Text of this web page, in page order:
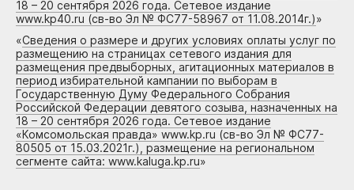
18 – 20 сентября 2026 года. Сетевое издание
www.kp40.ru (св-во Эл № ФС77-58967 от 11.08.2014г.)»
«Сведения о размере и других условиях оплаты услуг по
размещению на страницах сетевого издания для
размещения предвыборных, агитационных материалов в
период избирательной кампании по выборам в
Государственную Думу Федерального Собрания
Российской Федерации девятого созыва, назначенных на
18 – 20 сентября 2026 года. Сетевое издание
«Комсомольская правда» www.kp.ru (св-во Эл № ФС77-
80505 от 15.03.2021г.), размещение на региональном
сегменте сайта: www.kaluga.kp.ru»